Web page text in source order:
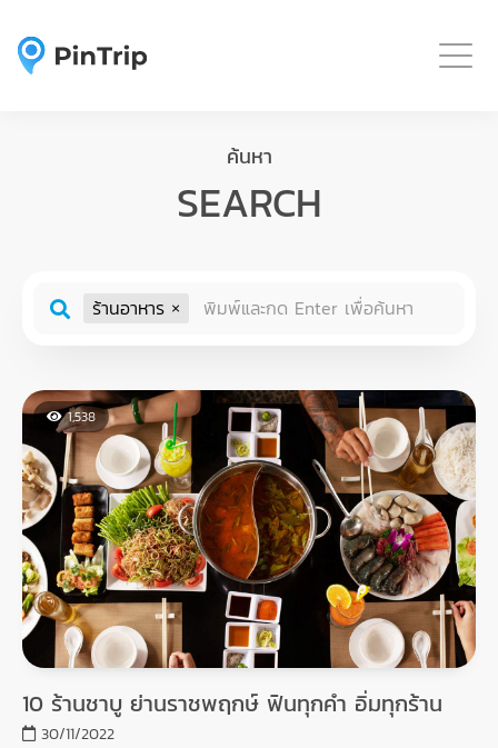
ค้นหา
SEARCH
ร้านอาหาร
1,538
10 ร้านชาบู ย่านราชพฤกษ์ ฟินทุกคำ อิ่มทุกร้าน
30/11/2022